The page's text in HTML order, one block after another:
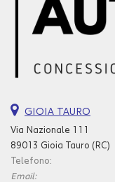
GIOIA TAURO
Via Nazionale 111
89013 Gioia Tauro (RC)
Telefono:
Email: